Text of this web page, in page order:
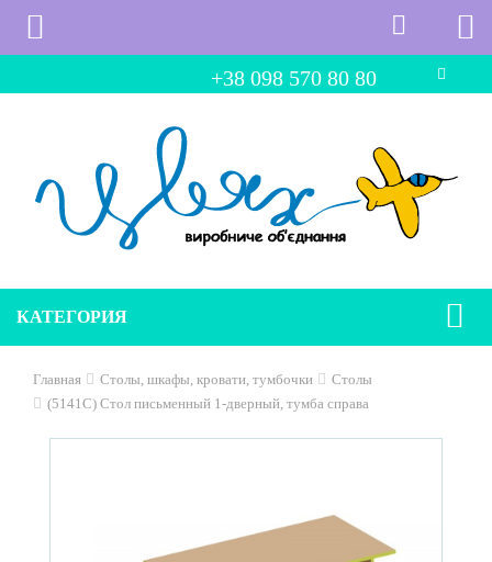
+38 098 570 80 80
КАТЕГОРИЯ
Главная Столы, шкафы, кровати, тумбочки
Столы
(5141C) Стол письменный 1-дверный, тумба справа